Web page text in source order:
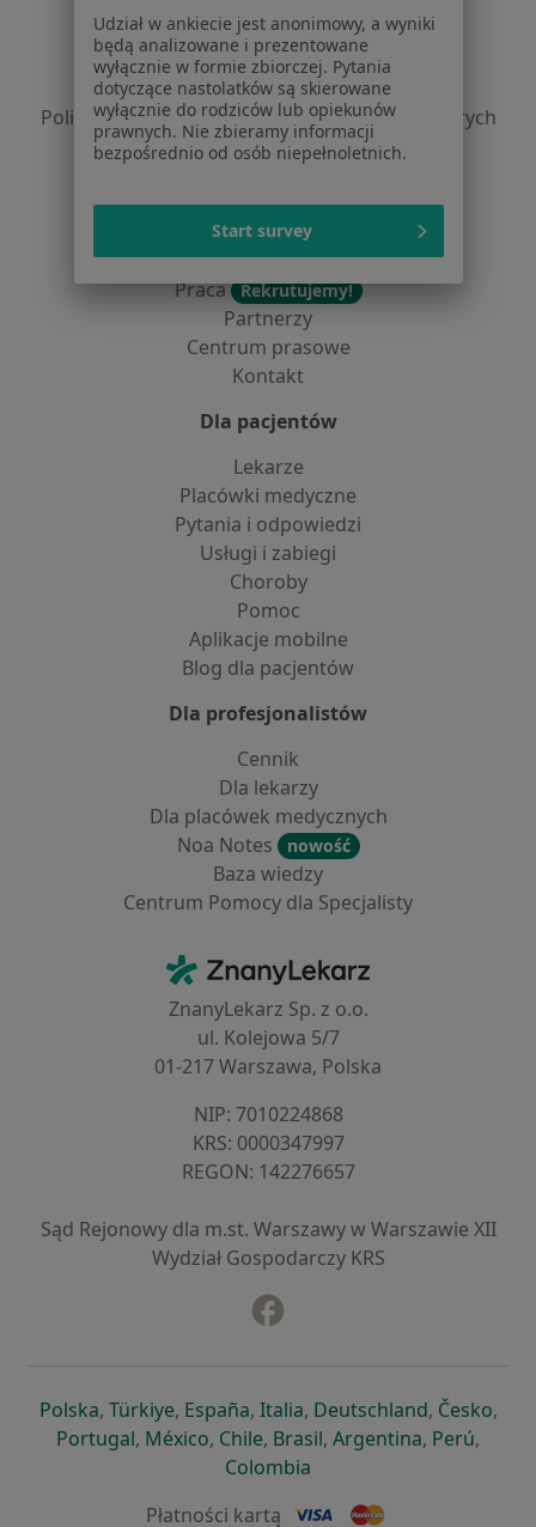
Regulamin
Polityka prywatności pacjentów
Polityka prywatności profesjonalistów
Polityka prywatności dla profesjonalistów, których
dane pozyskaliśmy samodzielnie
Jak działają wyniki wyszukiwania
Dostępność
O nas
Praca Rekrutujemy!
Partnerzy
Centrum prasowe
Kontakt
Dla pacjentów
Lekarze
Placówki medyczne
Pytania i odpowiedzi
Usługi i zabiegi
Choroby
Pomoc
Aplikacje mobilne
Blog dla pacjentów
Dla profesjonalistów
Cennik
Dla lekarzy
Dla placówek medycznych
Noa Notes
nowość
Baza wiedzy
Centrum Pomocy dla Specjalisty
ZnanyLekarz - Strona główna
ZnanyLekarz Sp. z o.o.
ul. Kolejowa 5/7
01-217 Warszawa, Polska
NIP: ⁠7010224868
KRS: ⁠0000347997
REGON: ⁠142276657
Sąd Rejonowy dla m.st. Warszawy w Warszawie XII
Wydział Gospodarczy KRS
Polskaotwiera się w nowej karcie
, Türkiyeotwiera się w nowej karcie
, Españaotwiera się w nowej karcie
, Italiaotwiera się w nowej
, Deutschlandotwiera się
, Česko,
Portugalotwiera się w nowej karcie
, Méxicootwiera się w nowej karcie
, Chileotwiera się w nowej karcie
, Brasilotwiera się w nowej
, Argentinaotwiera się
, Perú,
Colombia
Płatności kartą
Udział w ankiecie jest anonimowy, a wyniki
będą analizowane i prezentowane
wyłącznie w formie zbiorczej. Pytania
dotyczące nastolatków są skierowane
wyłącznie do rodziców lub opiekunów
prawnych. Nie zbieramy informacji
bezpośrednio od osób niepełnoletnich.
Start survey